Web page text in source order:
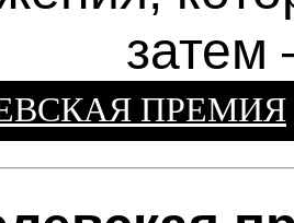
затем
ПРЕМИЯ